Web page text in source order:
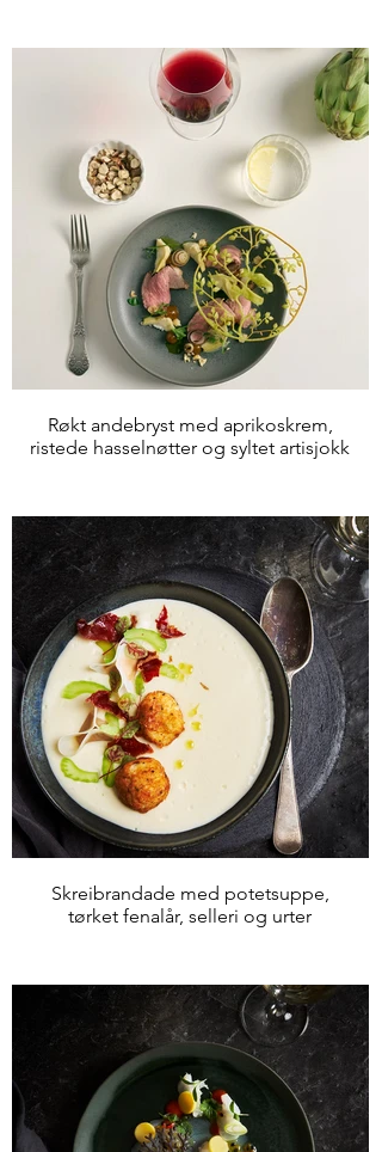
Røkt andebryst med aprikoskrem,
ristede hasselnøtter og syltet artisjokk
Skreibrandade med potetsuppe,
tørket fenalår, selleri og urter